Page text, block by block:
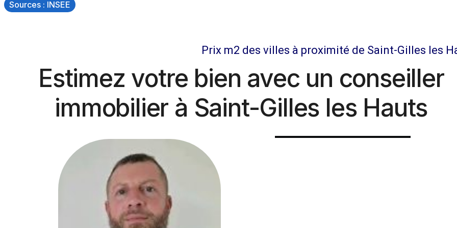
Sources : INSEE
Prix m2 des villes à proximité de Saint-Gilles les
Estimez votre bien avec un conseiller
immobilier à Saint-Gilles les Hauts